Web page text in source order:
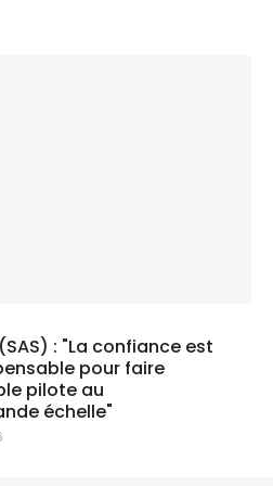
: "La confiance est
pour faire
pilote au
échelle"